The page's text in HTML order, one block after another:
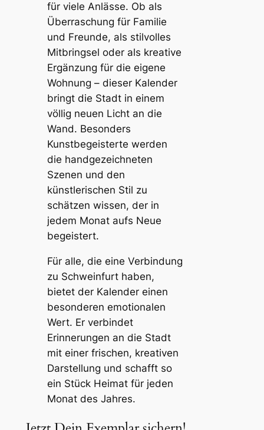
für viele Anlässe. Ob als
Überraschung für Familie
und Freunde, als stilvolles
Mitbringsel oder als kreative
Ergänzung für die eigene
Wohnung – dieser Kalender
bringt die Stadt in einem
völlig neuen Licht an die
Wand. Besonders
Kunstbegeisterte werden
die handgezeichneten
Szenen und den
künstlerischen Stil zu
schätzen wissen, der in
jedem Monat aufs Neue
begeistert.
Für alle, die eine Verbindung
zu Schweinfurt haben,
bietet der Kalender einen
besonderen emotionalen
Wert. Er verbindet
Erinnerungen an die Stadt
mit einer frischen, kreativen
Darstellung und schafft so
ein Stück Heimat für jeden
Monat des Jahres.